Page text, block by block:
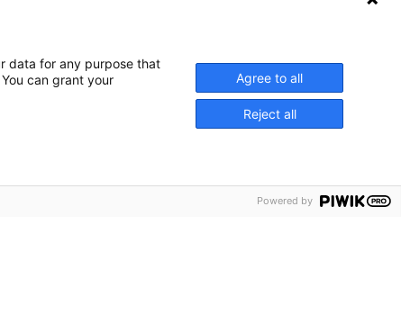
data for any purpose that
can grant your
Agree to all
Reject all
Powered by